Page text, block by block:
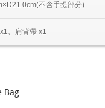
不含手提部分)
、肩背帶 x1
Bag